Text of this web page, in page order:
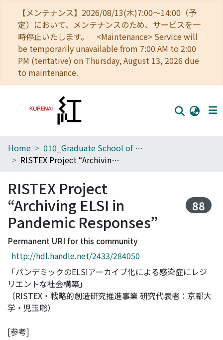
【メンテナンス】2026/08/13(木)7:00～14:00（予
定）において、メンテナンスのため、サービスを一
時停止いたします。 <Maintenance> Service will
be temporarily unavailable from 7:00 AM to 2:00
PM (tentative) on Thursday, August 13, 2026 due
to maintenance.
Home
Browse
Download Ranking
Access Statistics
Library Network
Home
010_Graduate School of Letters
RISTEX Project “Archiving ELSI in Pandemic Responses”
RISTEX Project
“Archiving ELSI in
Pandemic Responses”
88
Permanent URI for this community
http://hdl.handle.net/2433/284050
「パンデミックのELSIアーカイブ化による感染症にレジ
リエントな社会構築」
（RISTEX・戦略的創造研究推進事業 研究代表者：京都大
学・児玉聡）
[参考]